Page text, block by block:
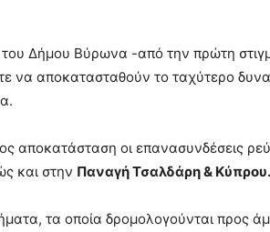
Δήμου Βύρωνα -από την πρώτη
να αποκατασταθούν το ταχύτερο
αποκατάσταση οι επανασυνδέσεις
και στην Παναγή Τσαλδάρη & Κύπρου.
τα οποία δρομολογούνται προς